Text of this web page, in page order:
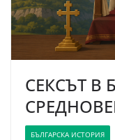
СЕКСЪТ В
БЪЛГАРСКА ИСТОРИЯ